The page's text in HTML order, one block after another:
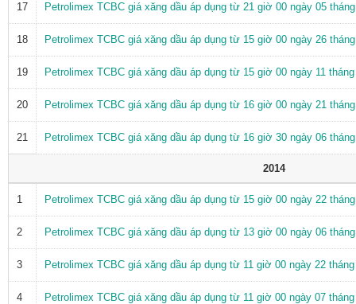
17 Petrolimex TCBC giá xăng dầu áp dụng từ 21 giờ 00 ngày 05
18 Petrolimex TCBC giá xăng dầu áp dụng từ 15 giờ 00 ngày 26
19 Petrolimex TCBC giá xăng dầu áp dụng từ 15 giờ 00 ngày 11
20 Petrolimex TCBC giá xăng dầu áp dụng từ 16 giờ 00 ngày 21
21 Petrolimex TCBC giá xăng dầu áp dụng từ 16 giờ 30 ngày 06
2014
1 Petrolimex TCBC giá xăng dầu áp dụng từ 15 giờ 00 ngày 22
2 Petrolimex TCBC giá xăng dầu áp dụng từ 13 giờ 00 ngày 06
3 Petrolimex TCBC giá xăng dầu áp dụng từ 11 giờ 00 ngày 22
4 Petrolimex TCBC giá xăng dầu áp dụng từ 11 giờ 00 ngày 07